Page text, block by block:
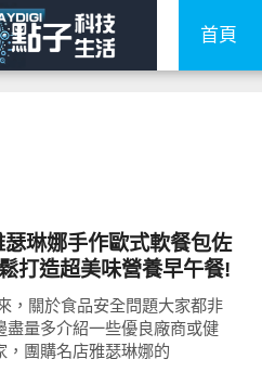
首頁
琳娜手作歐式軟餐包佐
打造超美味營養早午餐!
，關於食品安全問題大家都非
盡量多介紹一些優良廠商或健
，團購名店雅瑟琳娜的